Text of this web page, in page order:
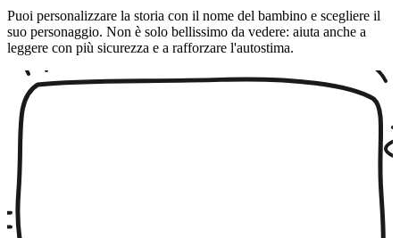
Puoi personalizzare la storia con il nome del bambino e scegliere il
suo personaggio. Non è solo bellissimo da vedere: aiuta anche a
leggere con più sicurezza e a rafforzare l'autostima.